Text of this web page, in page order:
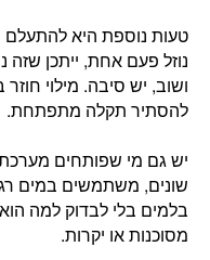
טעות נוספת היא
נוזל פעם אחת, ייתכן
ושוב, יש סיבה. מילוי
להסתיר תקלה מתפתחת.
יש גם מי שפותחים מערכת
שונים, משתמשים במים
בלמים בלי לבדוק למה
מסוכנות או יקרות.